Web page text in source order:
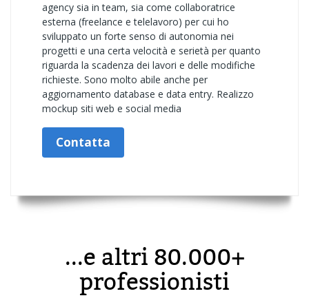
agency sia in team, sia come collaboratrice
esterna (freelance e telelavoro) per cui ho
sviluppato un forte senso di autonomia nei
progetti e una certa velocità e serietà per quanto
riguarda la scadenza dei lavori e delle modifiche
richieste. Sono molto abile anche per
aggiornamento database e data entry. Realizzo
mockup siti web e social media
Contatta
...e altri 80.000+
professionisti